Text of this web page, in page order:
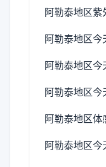
阿勒泰地区紫
阿勒泰地区今
阿勒泰地区今
阿勒泰地区今
阿勒泰地区体
阿勒泰地区今